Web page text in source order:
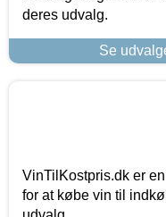
deres udvalg.
Se
VinTilKostpris.dk er
for at købe vin til